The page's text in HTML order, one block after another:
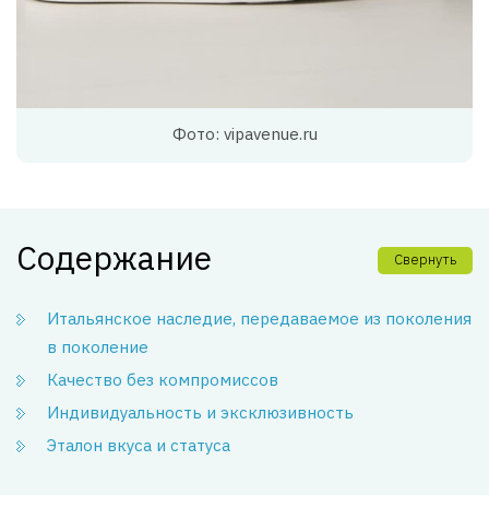
Фото: vipavenue.ru
Содержание Свернуть
Итальянское наследие, передаваемое из поколения
в поколение
Качество без компромиссов
Индивидуальность и эксклюзивность
Эталон вкуса и статуса